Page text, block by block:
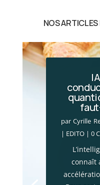
NOS
parCyrille
| EDITO| 0
connaît
: le
parCyrille
Les